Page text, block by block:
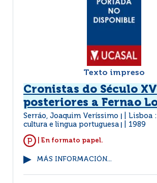
Texto impreso
Cronistas do Século XV
posteriores a Fernao
Serráo, Joaquim Veríssimo
Lisboa
cultura e lingua portuguesa
1989
| En formato papel.
MÁS INFORMACIÓN...